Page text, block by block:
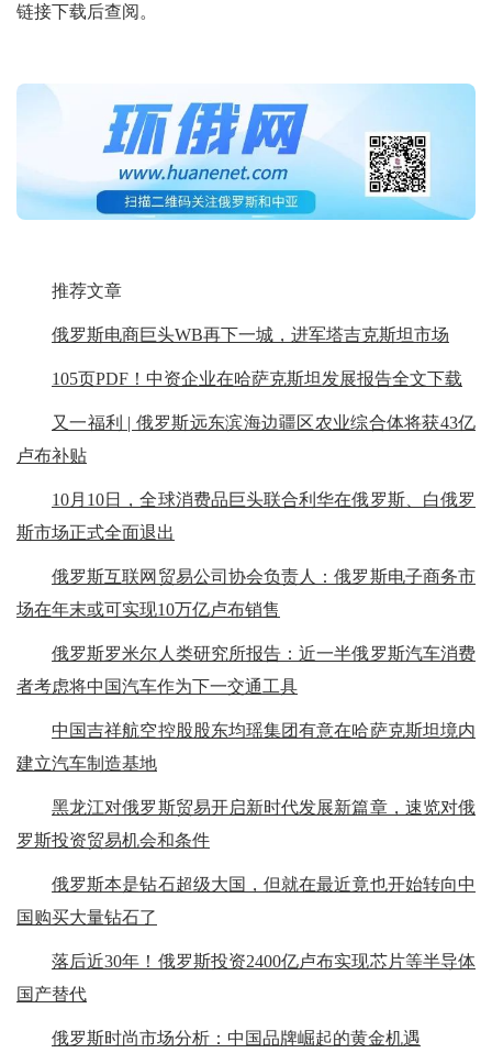
链接下载后查阅。
推荐文章
俄罗斯电商巨头WB再下一城，进军塔吉克斯坦市场
105页PDF！中资企业在哈萨克斯坦发展报告全文下载
又一福利 | 俄罗斯远东滨海边疆区农业综合体将获43亿
卢布补贴
10月10日，全球消费品巨头联合利华在俄罗斯、白俄罗
斯市场正式全面退出
俄罗斯互联网贸易公司协会负责人：俄罗斯电子商务市
场在年末或可实现10万亿卢布销售
俄罗斯罗米尔人类研究所报告：近一半俄罗斯汽车消费
者考虑将中国汽车作为下一交通工具
中国吉祥航空控股股东均瑶集团有意在哈萨克斯坦境内
建立汽车制造基地
黑龙江对俄罗斯贸易开启新时代发展新篇章，速览对俄
罗斯投资贸易机会和条件
俄罗斯本是钻石超级大国，但就在最近竟也开始转向中
国购买大量钻石了
落后近30年！俄罗斯投资2400亿卢布实现芯片等半导体
国产替代
俄罗斯时尚市场分析：中国品牌崛起的黄金机遇